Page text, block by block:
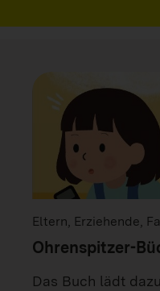
Eltern, Erziehende,
Ohrenspitzer-
Das Buch lädt